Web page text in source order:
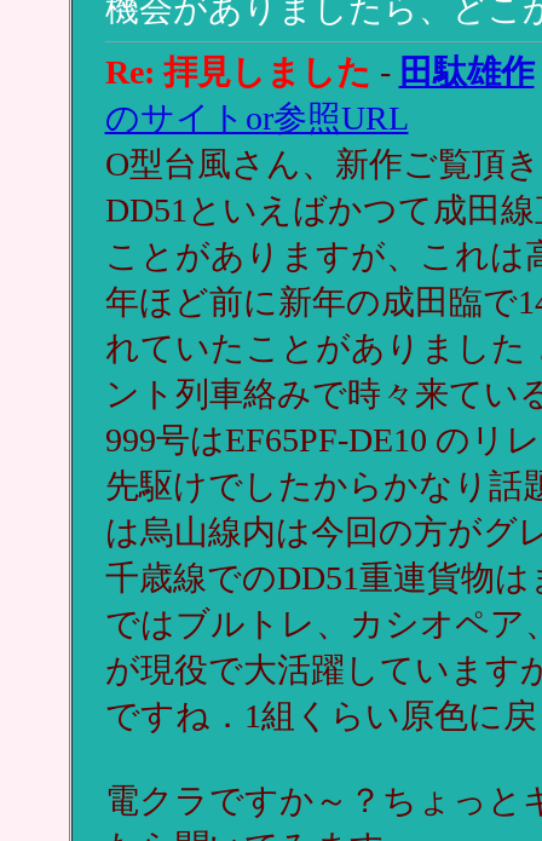
機会がありましたら、どこ
Re: 拝見しました - 田駄雄作
のサイトor参照URL
O型台風さん、新作ご覧頂
DD51といえばかつて成田
ことがありますが、これは
年ほど前に新年の成田臨で
れていたことがありました
ント列車絡みで時々来てい
999号はEF65PF-DE10 の
先駆けでしたからかなり話
は烏山線内は今回の方がグ
千歳線でのDD51重連貨物
ではブルトレ、カシオペア
が現役で大活躍しています
ですね．1組くらい原色に
電クラですか～？ちょっと